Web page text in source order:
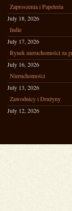
Zaproszenia i Papeteria
July 18, 2026
Indie
July 17, 2026
Rynek nieruchomości za
July 16, 2026
Nieruchomości
July 13, 2026
Zawodnicy i Drużyny
July 12, 2026